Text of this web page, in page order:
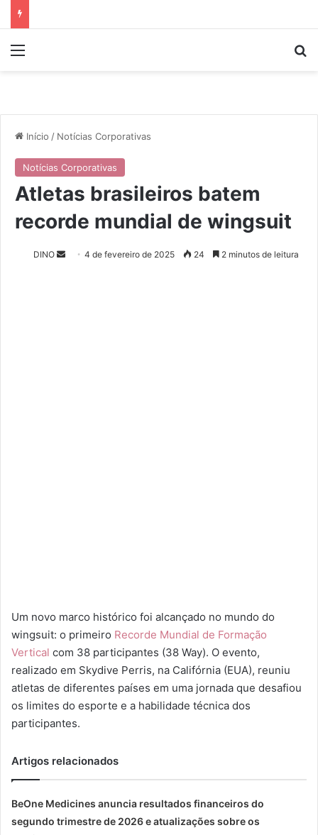
Início / Notícias Corporativas
Notícias Corporativas
Atletas brasileiros batem
recorde mundial de wingsuit
DINO 4 de fevereiro de 2025 24 2 minutos de leitura
Um novo marco histórico foi alcançado no mundo do
wingsuit: o primeiro Recorde Mundial de Formação
Vertical com 38 participantes (38 Way). O evento,
realizado em Skydive Perris, na Califórnia (EUA), reuniu
atletas de diferentes países em uma jornada que desafiou
os limites do esporte e a habilidade técnica dos
participantes.
Artigos relacionados
BeOne Medicines anuncia resultados financeiros do
segundo trimestre de 2026 e atualizações sobre os